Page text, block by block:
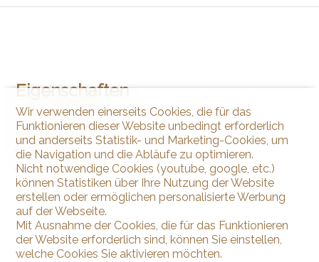
Eigenschaften
Aussenbereich
Balkon(e)
Dachterrasse
Wir verwenden einerseits Cookies, die für das
Funktionieren dieser Website unbedingt erforderlich
und anderseits Statistik- und Marketing-Cookies, um
die Navigation und die Abläufe zu optimieren.
Nicht notwendige Cookies (youtube, google, etc.)
können Statistiken über Ihre Nutzung der Website
erstellen oder ermöglichen personalisierte Werbung
auf der Webseite.
Mit Ausnahme der Cookies, die für das Funktionieren
der Website erforderlich sind, können Sie einstellen,
welche Cookies Sie aktivieren möchten.